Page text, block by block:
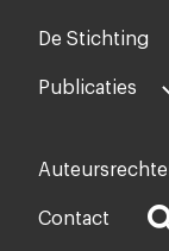
Voet
midden
De Stichting
Publicaties
Voet
rechts
Contact